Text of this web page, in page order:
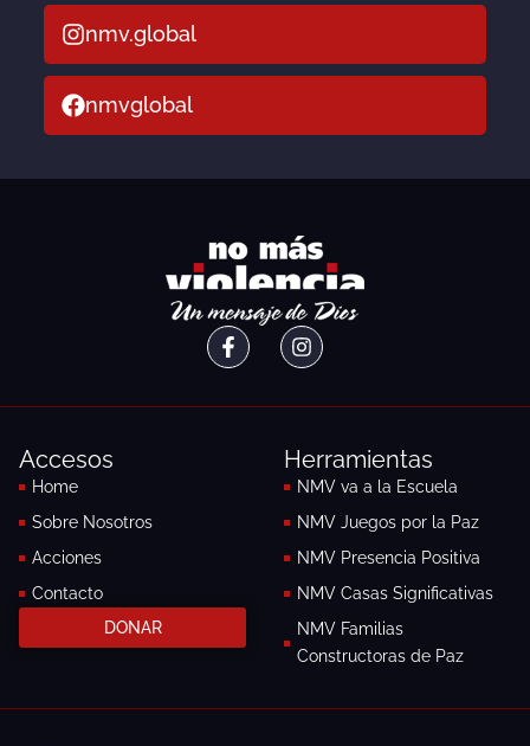
nmv.global
nmvglobal
F
a
I
n
r
a
Accesos
Home
Sobre Nosotros
Acciones
Contacto
DONAR
Herramientas
NMV va a la Escuela
NMV Juegos por la Paz
NMV Presencia Positiva
NMV Casas Significativas
NMV Familias
Constructoras de Paz